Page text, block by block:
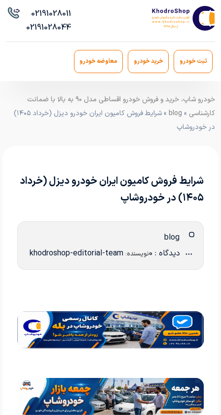
02191028011
02191028044
ثبت خودرو خرید خودرو معاوضه خودرو
خودرو شاپ، خرید و فروش خودرو اقساطی مدل ۹۰ به بالا با ضمانت
کارشناسی »
blog
» شرایط فروش کامیون ایران خودرو دیزل (خرداد ۱۴۰۵)
در خودروشاپ
شرایط فروش کامیون ایران خودرو دیزل (خرداد
۱۴۰۵) در خودروشاپ
دیدگاه : 0 نویسنده: khodroshop-editorial-team